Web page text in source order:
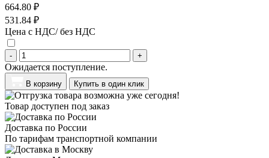
664.80 ₽
531.84 ₽
Цена с НДС/ без НДС
- +
Ожидается поступление.
В корзину Купить в один клик
Товар доступен под заказ
Доставка по России
По тарифам транспортной компании